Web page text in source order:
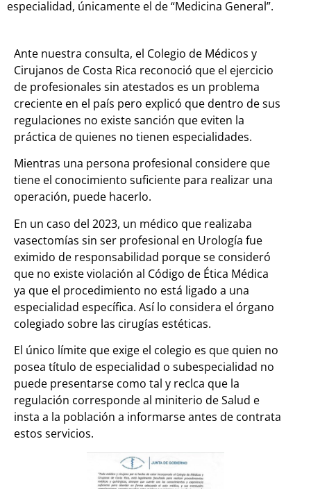
especialidad, únicamente el de “Medicina General”.
Ante nuestra consulta, el Colegio de Médicos y
Cirujanos de Costa Rica reconoció que el ejercicio
de profesionales sin atestados es un problema
creciente en el país pero explicó quedentro de sus
regulaciones no existe sanción que eviten la
práctica de quienes no tienen especialidades.
Mientras una persona profesional considere que
tiene el conocimiento suficiente para realizar una
operación, puede hacerlo.
En un caso del 2023, un médico que realizaba
vasectomías sin ser profesional en Urología fue
eximido de responsabilidad porque se consideró
que no existe violación al Código de Ética Médica
ya que el procedimiento no está ligado a una
especialidad específica. Así lo considera el órgano
colegiado sobre las cirugías estéticas.
El único límite que exige el colegio es que quien no
posea título de especialidad o subespecialidad no
puede presentarse como tal y reclca que la
regulación corresponde al miniterio de Salud e
insta a la población a informarse antes de contrata
estos servicios.